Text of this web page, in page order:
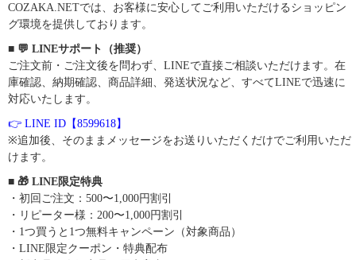
COZAKA.NETでは、お客様に安心してご利用いただけるショッピン
グ環境を提供しております。
■ 💬 LINEサポート（推奨）
ご注文前・ご注文後を問わず、LINEで直接ご相談いただけます。在
庫確認、納期確認、商品詳細、発送状況など、すべてLINEで迅速に
対応いたします。
👉 LINE ID【8599618】
※追加後、そのままメッセージをお送りいただくだけでご利用いただ
けます。
■ 🎁 LINE限定特典
・初回ご注文：500〜1,000円割引
・リピーター様：200〜1,000円割引
・1つ買うと1つ無料キャンペーン（対象商品）
・LINE限定クーポン・特典配布